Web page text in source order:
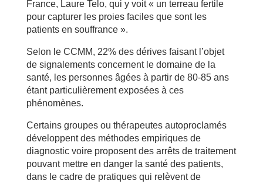
France, Laure Telo, qui y voit « un terreau fertile
pour capturer les proies faciles que sont les
patients en souffrance ».
Selon le CCMM, 22% des dérives faisant l’objet
de signalements concernent le domaine de la
santé, les personnes âgées à partir de 80-85 ans
étant particulièrement exposées à ces
phénomènes.
Certains groupes ou thérapeutes autoproclamés
développent des méthodes empiriques de
diagnostic voire proposent des arrêts de traitement
pouvant mettre en danger la santé des patients,
dans le cadre de pratiques qui relèvent de